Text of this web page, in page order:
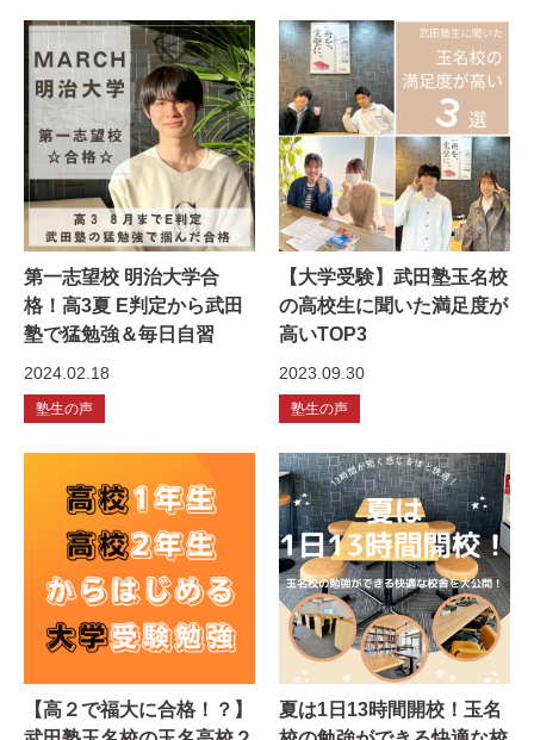
第一志望校 明治大学合
格！高3夏 E判定から武田
塾で猛勉強＆毎日自習
2024.02.18
塾生の声
【大学受験】武田塾玉名校
の高校生に聞いた満足度が
高いTOP3
2023.09.30
塾生の声
【高２で福大に合格！？】
夏は1日13時間開校！玉名